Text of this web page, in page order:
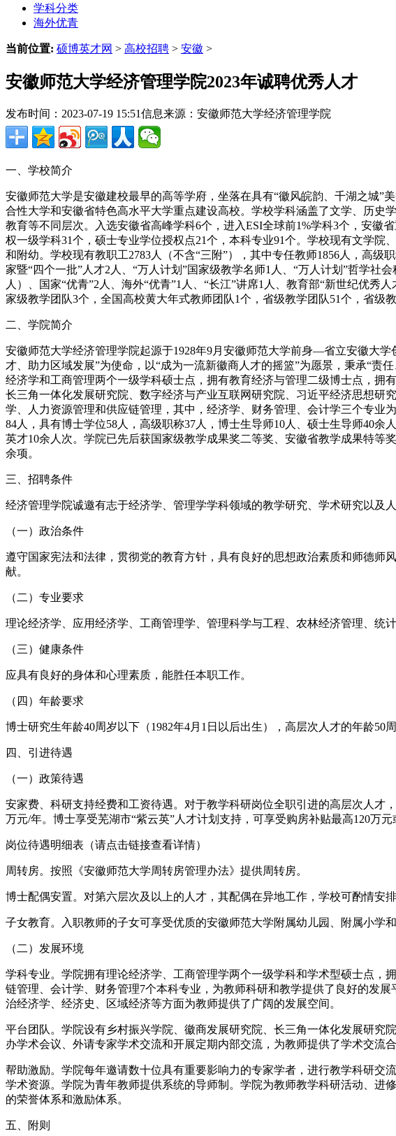
学科分类
海外优青
当前位置: 硕博英才网 > 高校招聘 > 安徽 >
安徽师范大学经济管理学院2023年诚聘优秀人才
发布时间：2023-07-19 15:51信息来源：安徽师范大学经济管理学院
一、学校简介
安徽师范大学是安徽建校最早的高等学府，坐落在具有“徽风皖韵、千湖之城
合性大学和安徽省特色高水平大学重点建设高校。学校学科涵盖了文学、历
教育等不同层次。入选安徽省高峰学科6个，进入ESI全球前1%学科3个，安徽
权一级学科31个，硕士专业学位授权点21个，本科专业91个。学校现有文学
和附幼。学校现有教职工2783人（不含“三附”），其中专任教师1856人，高级
家暨“四个一批”人才2人、“万人计划”国家级教学名师1人、“万人计划”哲学社
人）、国家“优青”2人、海外“优青”1人、“长江”讲席1人、教育部“新世纪优秀
家级教学团队3个，全国高校黄大年式教师团队1个，省级教学团队51个，省级
二、学院简介
安徽师范大学经济管理学院起源于1928年9月安徽师范大学前身—省立安徽大
才、助力区域发展”为使命，以“成为一流新徽商人才的摇篮”为愿景，秉承“责
经济学和工商管理两个一级学科硕士点，拥有教育经济与管理二级博士点，拥
长三角一体化发展研究院、数字经济与产业互联网研究院、习近平经济思想
学、人力资源管理和供应链管理，其中，经济学、财务管理、会计学三个专业
84人，具有博士学位58人，高级职称37人，博士生导师10人、硕士生导师40
英才10余人次。学院已先后获国家级教学成果奖二等奖、安徽省教学成果特
余项。
三、招聘条件
经济管理学院诚邀有志于经济学、管理学学科领域的教学研究、学术研究以及
（一）政治条件
遵守国家宪法和法律，贯彻党的教育方针，具有良好的思想政治素质和师德师
献。
（二）专业要求
理论经济学、应用经济学、工商管理学、管理科学与工程、农林经济管理、统计
（三）健康条件
应具有良好的身体和心理素质，能胜任本职工作。
（四）年龄要求
博士研究生年龄40周岁以下（1982年4月1日以后出生），高层次人才的年龄50
四、引进待遇
（一）政策待遇
安家费、科研支持经费和工资待遇。对于教学科研岗位全职引进的高层次人
万元/年。博士享受芜湖市“紫云英”人才计划支持，可享受购房补贴最高120万
岗位待遇明细表（请点击链接查看详情）
周转房。按照《安徽师范大学周转房管理办法》提供周转房。
博士配偶安置。对第六层次及以上的人才，其配偶在异地工作，学校可酌情安
子女教育。入职教师的子女可享受优质的安徽师范大学附属幼儿园、附属小学
（二）发展环境
学科专业。学院拥有理论经济学、工商管理学两个一级学科和学术型硕士点
链管理、会计学、财务管理7个本科专业，为教师科研和教学提供了良好的发
治经济学、经济史、区域经济等方面为教师提供了广阔的发展空间。
平台团队。学院设有乡村振兴学院、徽商发展研究院、长三角一体化发展研
办学术会议、外请专家学术交流和开展定期内部交流，为教师提供了学术交流合
帮助激励。学院每年邀请数十位具有重要影响力的专家学者，进行教学科研
学术资源。学院为青年教师提供系统的导师制。学院为教师教学科研活动、
的荣誉体系和激励体系。
五、附则